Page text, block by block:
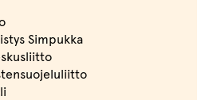
Simpukka